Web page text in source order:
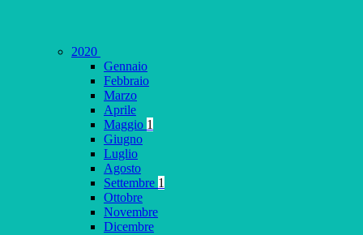
2020
Gennaio
Febbraio
Marzo
Aprile
Maggio 1
Giugno
Luglio
Agosto
Settembre 1
Ottobre
Novembre
Dicembre